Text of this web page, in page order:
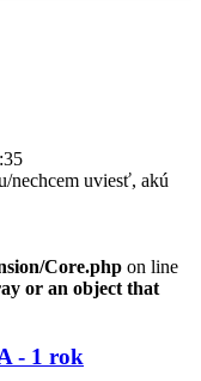
nechcem uviesť, akú
Core.php on line
or an object that
- 1 rok